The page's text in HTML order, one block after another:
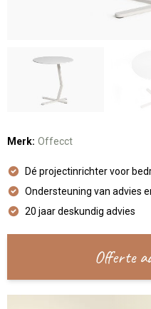
Merk: Offecct
Dé projectinrichter voor
Ondersteuning van advies
20 jaar deskundig advies
Offerte